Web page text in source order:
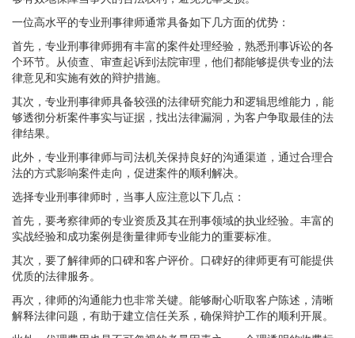
一位高水平的专业刑事律师通常具备如下几方面的优势：
首先，专业刑事律师拥有丰富的案件处理经验，熟悉刑事诉讼的各
个环节。从侦查、审查起诉到法院审理，他们都能够提供专业的法
律意见和实施有效的辩护措施。
其次，专业刑事律师具备较强的法律研究能力和逻辑思维能力，能
够透彻分析案件事实与证据，找出法律漏洞，为客户争取最佳的法
律结果。
此外，专业刑事律师与司法机关保持良好的沟通渠道，通过合理合
法的方式影响案件走向，促进案件的顺利解决。
选择专业刑事律师时，当事人应注意以下几点：
首先，要考察律师的专业资质及其在刑事领域的执业经验。丰富的
实战经验和成功案例是衡量律师专业能力的重要标准。
其次，要了解律师的口碑和客户评价。口碑好的律师更有可能提供
优质的法律服务。
再次，律师的沟通能力也非常关键。能够耐心听取客户陈述，清晰
解释法律问题，有助于建立信任关系，确保辩护工作的顺利开展。